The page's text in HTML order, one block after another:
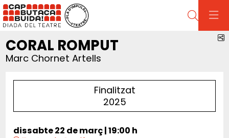
Cerca
CORAL ROMPUT
Marc Chornet Artells
Finalitzat
2025
dissabte 22 de març|19:00 h